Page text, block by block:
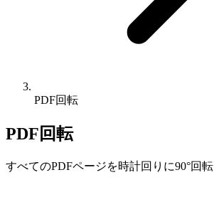
PDF回転
PDF回転
すべてのPDFページを時計回りに90°回転